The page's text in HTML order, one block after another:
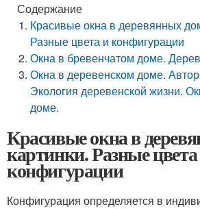
Содержание
Красивые окна в деревянных
Разные цвета и конфигурации
Окна в бревенчатом доме.
Окна в деревенском доме.
Экология деревенской жизни.
доме.
Красивые окна в
картинки. Разные
конфигурации
Конфигурация определяется в